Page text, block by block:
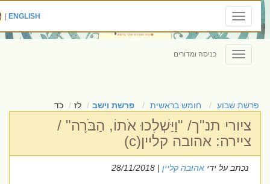
Toggle
navigation
ENGLISH
|
Toggle
navigation
כניסה ומדורים
פרשת שבוע חומש בראשית פרשת וישב לז כד
ציורי תנ"ך/ "וַיַּשְׁלִכוּ אֹתוֹ, הַבֹּרָה" /
ציירה: אהובה קליין(c)
נכתב על ידיאהובה קליין| 28/11/2018